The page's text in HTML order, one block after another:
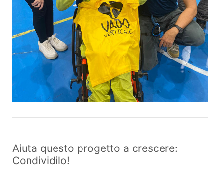
Aiuta questo progetto a crescere:
Condividilo!